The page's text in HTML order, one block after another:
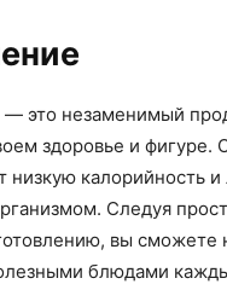
это незаменимый
здоровье и фигуре.
низкую калорийность и
Следуя
вы сможете
блюдами